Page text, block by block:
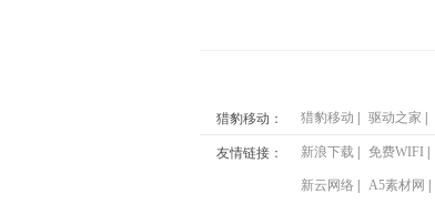
猎豹移动： 猎豹移动 驱动之家
友情链接： 新浪下载| 免费WIFI|
新云网络 A5素材网